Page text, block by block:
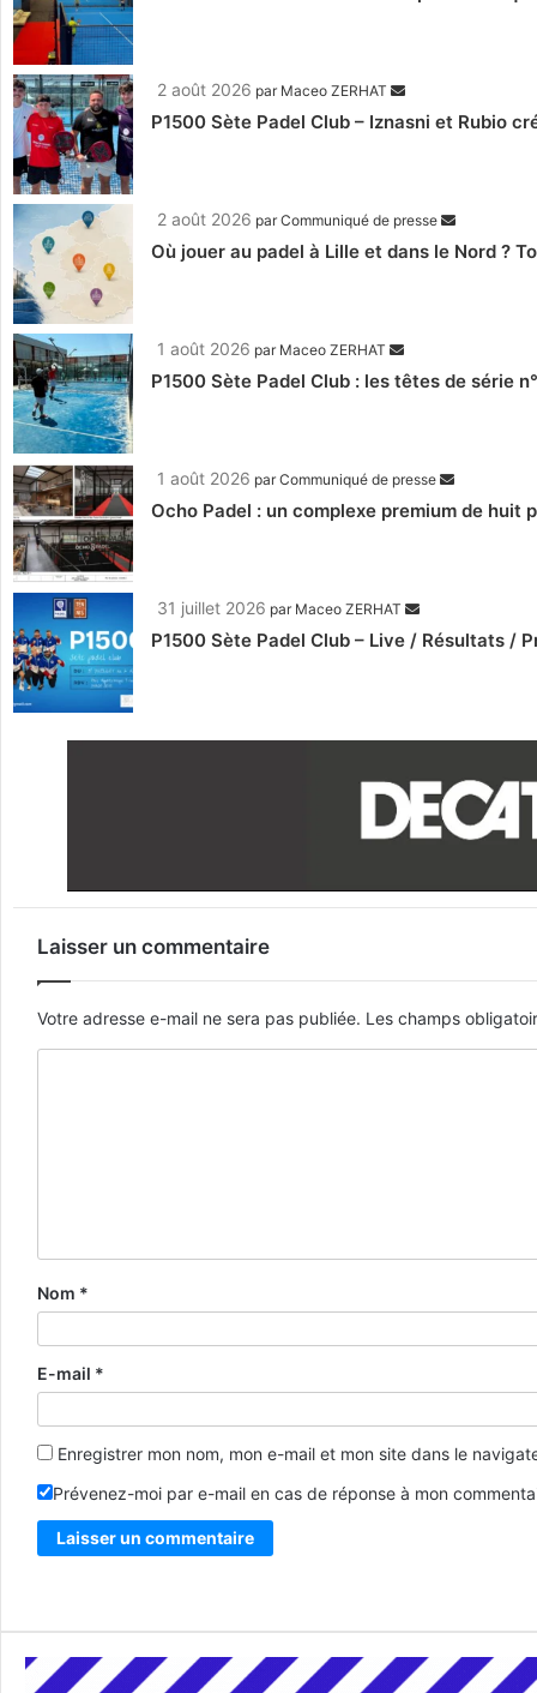
2 août 2026 par Maceo ZERHAT
P1500 Sète Padel Club – Iznasni et Rubio
2 août 2026 parCommuniqué de presse
Où jouer au padel à Lille et dans le Nord ?
1 août 2026 par Maceo ZERHAT
P1500 Sète Padel Club : les têtes de série
1 août 2026 parCommuniqué de presse
Ocho Padel : un complexe premium de
31 juillet 2026 par Maceo ZERHAT
P1500 Sète Padel Club – Live / Résultats /
Laisser un commentaire
Votre adresse e-mail ne sera pas publiée. Les champs
Nom *
E-mail *
Enregistrer mon nom, mon e-mail et mon site dans le
Prévenez-moi par e-mail en cas de réponse à mon